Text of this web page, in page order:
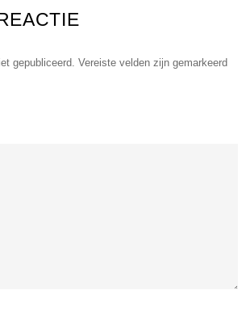
gepubliceerd. Vereiste velden zijn gemarkeerd